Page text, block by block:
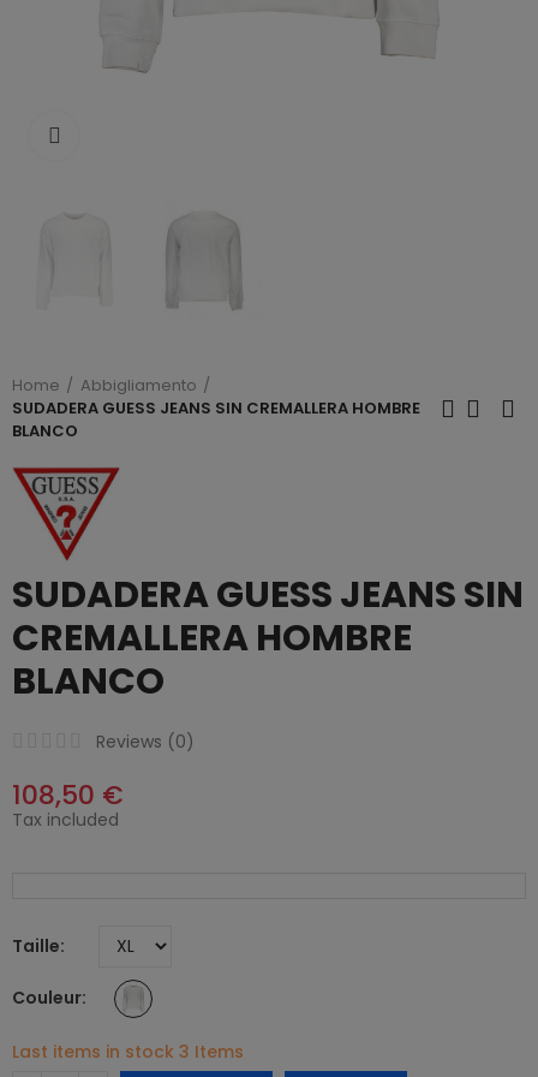
Home
Abbigliamento
SUDADERA GUESS JEANS SIN CREMALLERA HOMBRE
BLANCO
SUDADERA GUESS JEANS SIN
CREMALLERA HOMBRE
BLANCO
Reviews (0)
108,50 €
Tax included
Taille
Couleur
Last items in stock 3 Items